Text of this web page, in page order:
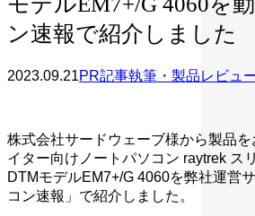
ン速報で紹介しました
2023.09.21PR記事執筆・製品レビュ
株式会社サードウェーブ様から製品
イター向けノートパソコン raytrek ス
DTMモデルEM7+/G 4060を弊社運営
コン速報」で紹介しました。